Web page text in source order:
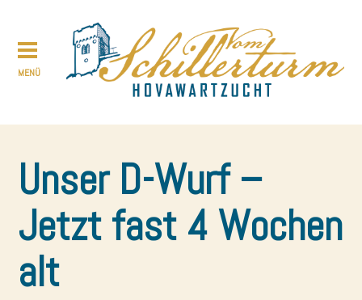
Unser D-Wurf –
Jetzt fast 4 Wochen
alt